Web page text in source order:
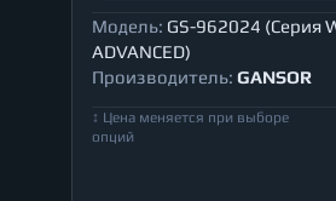
Модель: GS-962024 (Серия
ADVANCED)
Производитель: GANSOR
↕ Цена меняется при выборе
опций